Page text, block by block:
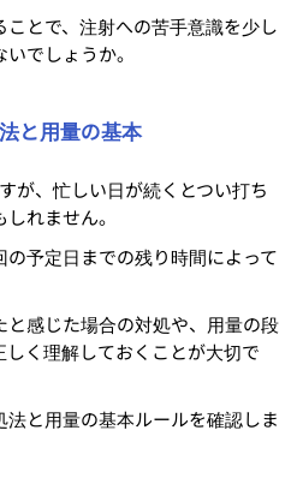
とで、注射への苦手意識を少し
でしょうか。
と用量の基本
が、忙しい日が続くとつい打ち
れません。
予定日までの残り時間によって
と感じた場合の対処や、用量の段
く理解しておくことが大切で
と用量の基本ルールを確認しま